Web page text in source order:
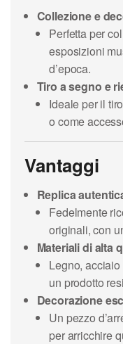
Collezione e
Perfetta per
esposizioni
d’epoca.
Tiro a segno e
Ideale per il
o come
Vantaggi
Replica
Fedelmente
originali, con
Materiali di alta
Legno,
un prodotto
Decorazione
Un pezzo
per arricchire